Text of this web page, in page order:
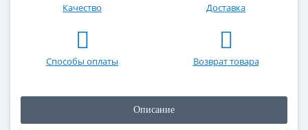
Качество Доставка
Способы оплаты Возврат товара
Описание